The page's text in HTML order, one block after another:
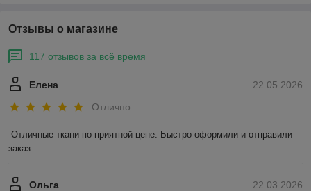
Отзывы о магазине
117 отзывов за всё время
22.05.2026
Елена
Отлично
Отличные ткани по приятной цене. Быстро оформили и отправили
заказ.
22.03.2026
Ольга